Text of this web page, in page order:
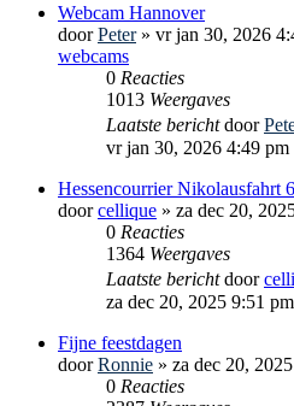
Webcam Hannover
doorPeter» vr jan 30, 2026
webcams
0 Reacties
1013 Weergaves
Laatste berichtdoor
vr jan 30, 2026 4:49 pm
Hessencourrier Nikolausfahrt
doorcellique » za dec 20,
0 Reacties
1364 Weergaves
Laatste berichtdoor
za dec 20, 2025 9:51 pm
Fijne feestdagen
doorRonnie » za dec 20,
0 Reacties